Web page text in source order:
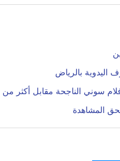
اليدوية بالرياض
مقابل أكثر من 7 مليارات دولار